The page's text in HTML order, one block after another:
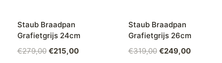
Staub Braadpan
Grafietgrijs 24cm
€279,00 €215,00
Staub Braadpan
Grafietgrijs 26cm
€319,00 €249,00